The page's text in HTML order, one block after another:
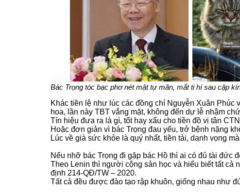
Bác Trọng tóc bạc phơ nét mặt tự mãn, mắt ti hí sau cặp
Khác tiền lệ như lúc các đồng chí Nguyễn Xuân
hoa, lần này TBT vắng mặt, không đến dự lễ nhậm
Tín hiệu đưa ra là gì, tốt hay xấu cho tiền đồ vị tân
Hoặc đơn giản vì bác Trọng đau yếu, trở bệnh nặng
Lúc về già sức khỏe là quý nhất, tiền tài, danh vọng
Nếu nhỡ bác Trọng đi gặp bác Hồ thì ai có đủ tài đức
Theo Lenin thì người cộng sản học và hiểu biết tất cả
định 214-QĐ/TW – 2020.
Tất cả đều được đào tạo rập khuôn, giống nhau như